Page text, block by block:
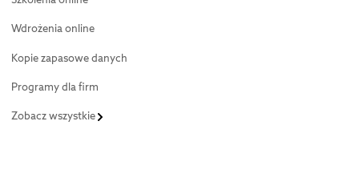
Wdrożenia online
Kopie zapasowe danych
Programy dla firm
Zobacz wszystkie